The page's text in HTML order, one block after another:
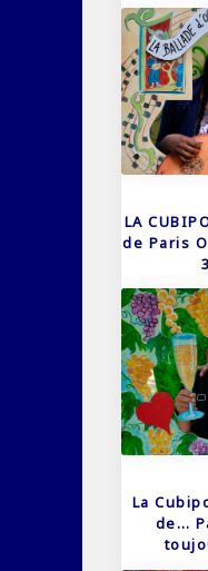
LA
de Paris
La
de…